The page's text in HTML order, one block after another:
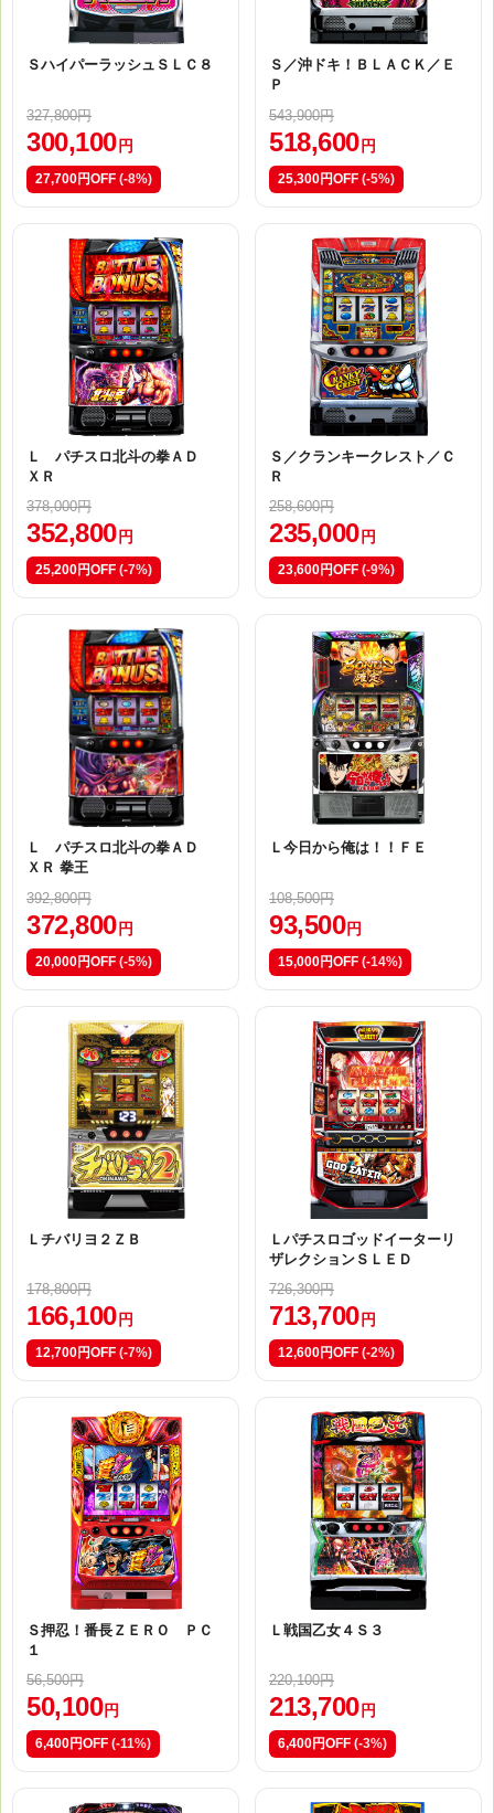
ＳハイパーラッシュＳＬＣ８
327,800円
300,100 円
27,700円OFF (-8%)
Ｓ／沖ドキ！ＢＬＡＣＫ／Ｅ
Ｐ
543,900円
518,600 円
25,300円OFF (-5%)
Ｌ パチスロ北斗の拳ＡＤ
ＸＲ
378,000円
352,800 円
25,200円OFF (-7%)
Ｓ／クランキークレスト／Ｃ
Ｒ
258,600円
235,000 円
23,600円OFF (-9%)
Ｌ パチスロ北斗の拳ＡＤ
ＸＲ 拳王
392,800円
372,800 円
20,000円OFF (-5%)
Ｌ今日から俺は！！ＦＥ
108,500円
93,500 円
15,000円OFF (-14%)
Ｌチバリヨ２ＺＢ
178,800円
166,100 円
12,700円OFF (-7%)
Ｌパチスロゴッドイーターリ
ザレクションＳＬＥＤ
726,300円
713,700 円
12,600円OFF (-2%)
Ｓ押忍！番長ＺＥＲＯ ＰＣ
１
56,500円
50,100 円
6,400円OFF (-11%)
Ｌ戦国乙女４Ｓ３
220,100円
213,700 円
6,400円OFF (-3%)